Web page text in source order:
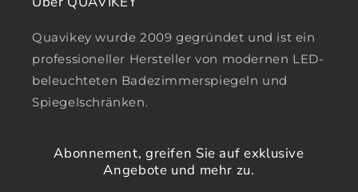
Quavikey wurde 2009 gegründet und ist ein
professioneller Hersteller von modernen LED-
beleuchteten Badezimmerspiegeln und
Spiegelschränken.
Abonnement, greifen Sie auf exklusive
Angebote und mehr zu.